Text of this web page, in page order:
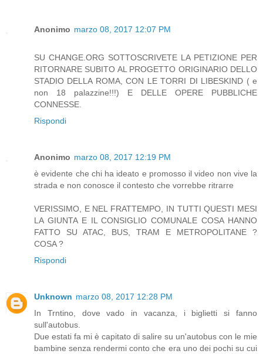
Anonimo marzo 08, 2017 12:07 PM
SU CHANGE.ORG SOTTOSCRIVETE LA PETIZIONE PER
RITORNARE SUBITO AL PROGETTO ORIGINARIO DELLO
STADIO DELLA ROMA, CON LE TORRI DI LIBESKIND ( e
non 18 palazzine!!!) E DELLE OPERE PUBBLICHE
CONNESSE.
Rispondi
Anonimo marzo 08, 2017 12:19 PM
è evidente che chi ha ideato e promosso il video non vive la
strada e non conosce il contesto che vorrebbe ritrarre
VERISSIMO, E NEL FRATTEMPO, IN TUTTI QUESTI MESI
LA GIUNTA E IL CONSIGLIO COMUNALE COSA HANNO
FATTO SU ATAC, BUS, TRAM E METROPOLITANE ?
COSA ?
Rispondi
Unknown marzo 08, 2017 12:28 PM
In Trntino, dove vado in vacanza, i biglietti si fanno
sull'autobus.
Due estati fa mi è capitato di salire su un'autobus con le mie
bambine senza rendermi conto che era uno dei pochi su cui